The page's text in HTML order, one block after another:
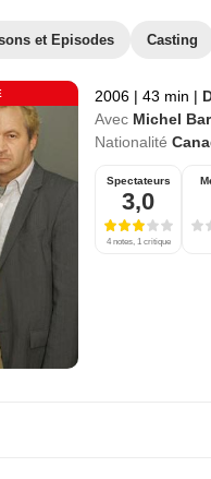
et Episodes Casting
2006 | 43 min |
Avec Michel
Nationalité
Spectateurs
3,0
4 notes, 1 critique